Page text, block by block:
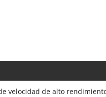
velocidad de alto